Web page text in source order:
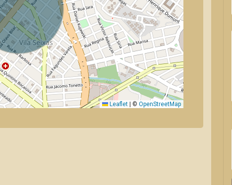
Leaflet © OpenStreetMap